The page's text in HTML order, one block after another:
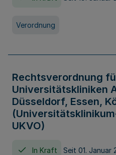
Verordnung
Rechtsverordnung
Universitätskliniken
Düsseldorf, Essen,
UKVO)
In Kraft Seit 01. Januar